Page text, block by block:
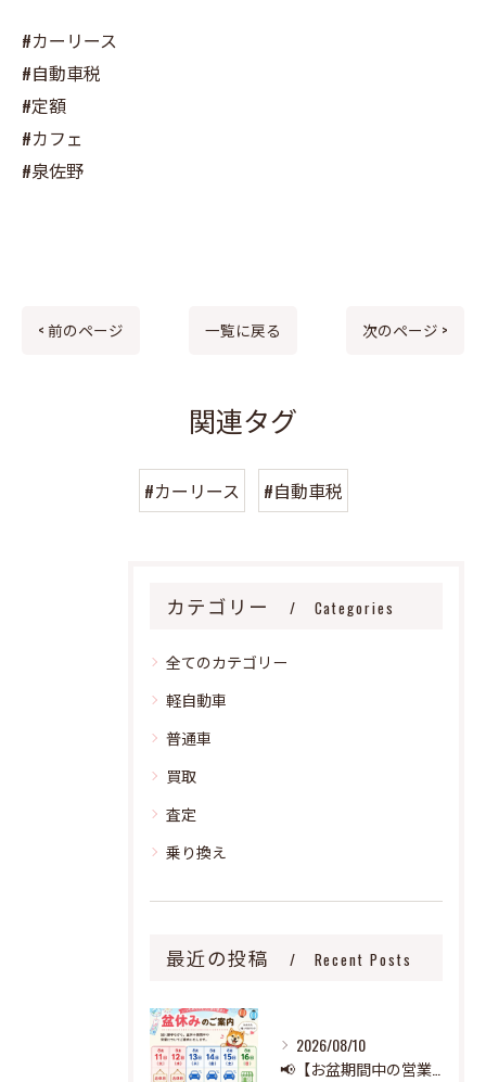
#カーリース
#自動車税
#定額
#カフェ
#泉佐野
< 前のページ 一覧に戻る 次のページ >
関連タグ
#カーリース #自動車税
カテゴリー Categories
全てのカテゴリー
軽自動車
普通車
買取
査定
乗り換え
最近の投稿 Recent Posts
2026/08/10
📢【お盆期間中の営業のお知らせ】🌻